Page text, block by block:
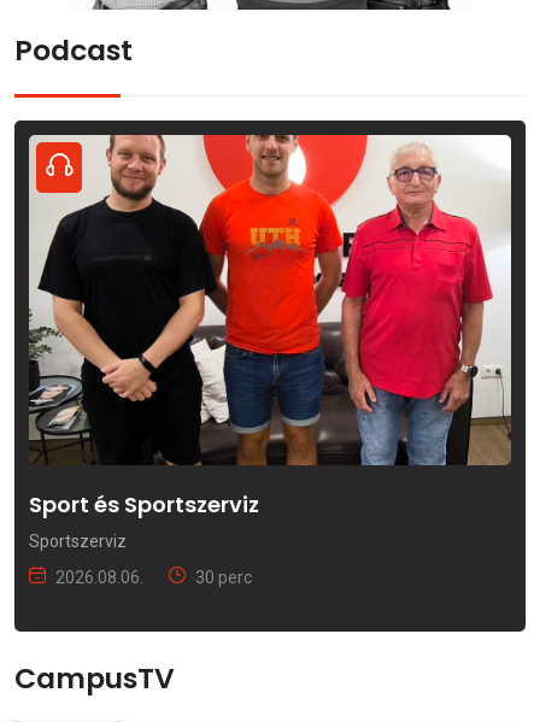
Podcast
Sport és Sportszerviz
Sportszerviz
2026.08.06.
30 perc
CampusTV